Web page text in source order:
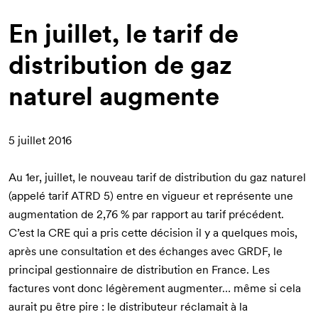
En juillet, le tarif de
distribution de gaz
naturel augmente
5 juillet 2016
Au 1er, juillet, le nouveau tarif de distribution du gaz naturel
(appelé tarif ATRD 5) entre en vigueur et représente une
augmentation de 2,76 % par rapport au tarif précédent.
C’est la CRE qui a pris cette décision il y a quelques mois,
après une consultation et des échanges avec GRDF, le
principal gestionnaire de distribution en France. Les
factures vont donc légèrement augmenter… même si cela
aurait pu être pire : le distributeur réclamait à la